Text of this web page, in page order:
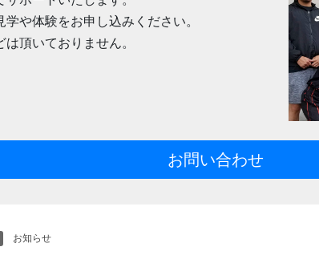
学や体験をお申し込みください。
は頂いておりません。
お問い合わせ
お知らせ